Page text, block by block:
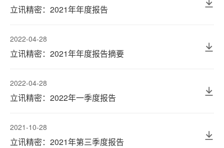
立讯精密：2021年年度报告
2022-04-28
立讯精密：2021年年度报告摘要
2022-04-28
立讯精密：2022年一季度报告
2021-10-28
立讯精密：2021年第三季度报告